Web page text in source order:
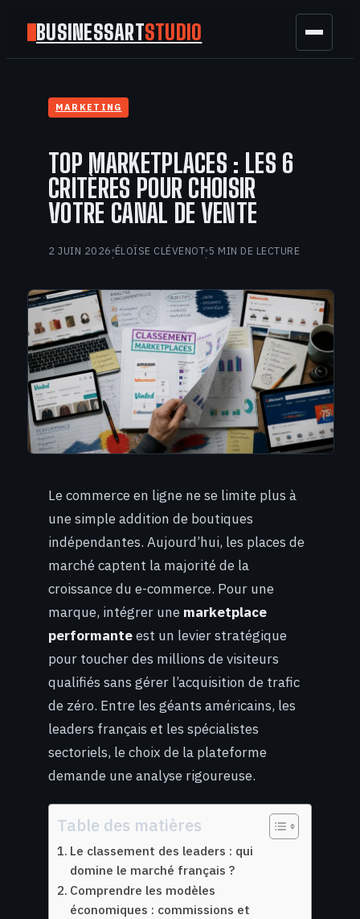
BUSINESSARTSTUDIO
FINANCE
TECH
MARKETING
TOP MARKETPLACES : LES 6
CRITÈRES POUR CHOISIR
VOTRE CANAL DE VENTE
2 JUIN 2026·ÉLOÏSE CLÉVENOT·5 MIN DE LECTURE
Le commerce en ligne ne se limite plus à
une simple addition de boutiques
indépendantes. Aujourd’hui, les places de
marché captent la majorité de la
croissance du e-commerce. Pour une
marque, intégrer une marketplace
performanteest un levier stratégique
pour toucher des millions de visiteurs
qualifiés sans gérer l’acquisition de trafic
de zéro. Entre les géants américains, les
leaders français et les spécialistes
sectoriels, le choix de la plateforme
demande une analyse rigoureuse.
Table des matières
Le classement des leaders : qui
domine le marché français ?
Comprendre les modèles
économiques : commissions et